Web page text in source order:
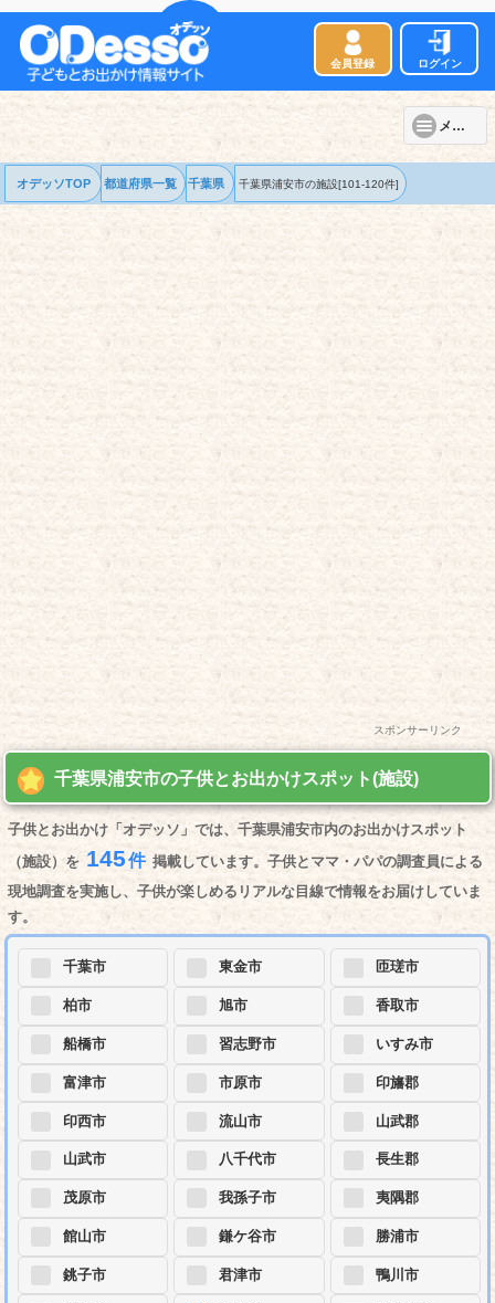
会員登録 ログイン
メニュー
オデッソTOP 都道府県一覧 千葉県 千葉県浦安市の施設[101-120件]
スポンサーリンク
千葉県浦安市の子供とお出かけスポット(施設)
子供とお出かけ「オデッソ」では、千葉県浦安市内のお出かけスポット
（施設）を 145件 掲載しています。子供とママ・パパの調査員による
現地調査を実施し、子供が楽しめるリアルな目線で情報をお届けしていま
す。
千葉市
柏市
船橋市
富津市
印西市
山武市
茂原市
館山市
銚子市
東金市
旭市
習志野市
市原市
流山市
八千代市
我孫子市
鎌ケ谷市
君津市
匝瑳市
香取市
いすみ市
印旛郡
山武郡
長生郡
夷隅郡
勝浦市
鴨川市